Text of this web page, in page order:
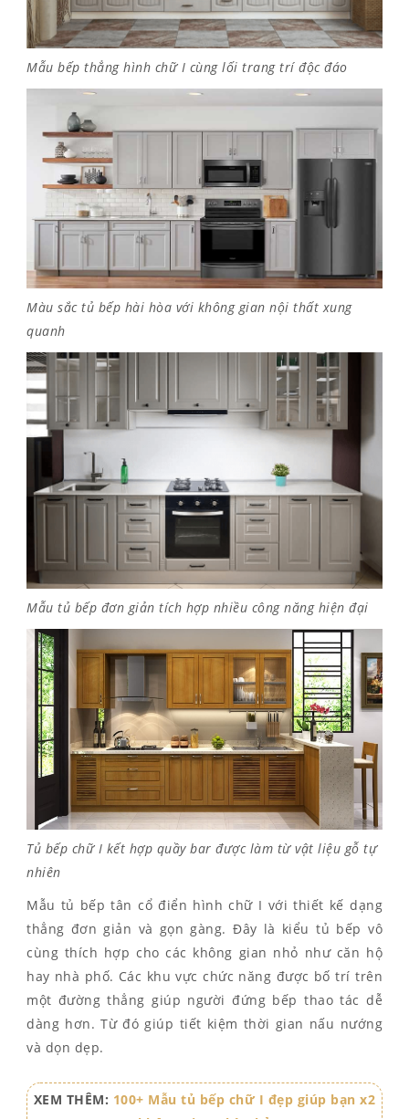
Mẫu bếp thẳng hình chữ I cùng lối trang trí độc đáo
Màu sắc tủ bếp hài hòa với không gian nội thất xung
quanh
Mẫu tủ bếp đơn giản tích hợp nhiều công năng hiện đại
Tủ bếp chữ I kết hợp quầy bar được làm từ vật liệu gỗ tự
nhiên
Mẫu tủ bếp tân cổ điển hình chữ I với thiết kế dạng
thẳng đơn giản và gọn gàng. Đây là kiểu tủ bếp vô
cùng thích hợp cho các không gian nhỏ như căn hộ
hay nhà phố. Các khu vực chức năng được bố trí trên
một đường thẳng giúp người đứng bếp thao tác dễ
dàng hơn. Từ đó giúp tiết kiệm thời gian nấu nướng
và dọn dẹp.
XEM THÊM: 100+ Mẫu tủ bếp chữ I đẹp giúp bạn x2